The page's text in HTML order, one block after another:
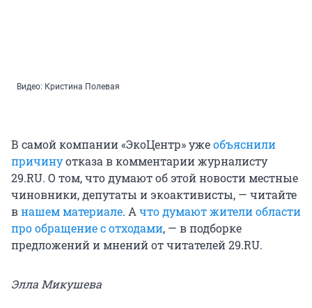
Видео: Кристина Полевая
В самой компании «ЭкоЦентр» ужеобъяснили
причинуотказа в комментарии журналисту
29.RU. О том, что думают об этой новости местные
чиновники, депутаты и экоактивисты, — читайте
внашем материале. А что думают жители области
про обращение с отходами, — в подборке
предложений и мнений от читателей 29.RU.
Элла Микушева